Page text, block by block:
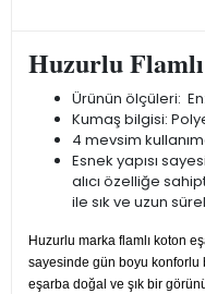
Huzurlu
Ürünün ölçüleri:
Kumaş bilgisi:
4 mevsim
Esnek yapısı
alıcı özelliğe
ile sık ve uzun
Huzurlu marka flamlı koton
sayesinde gün boyu konforlu
eşarba doğal ve şık bir